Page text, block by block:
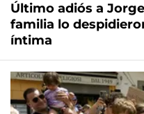
Último adiós a
familia lo
íntima